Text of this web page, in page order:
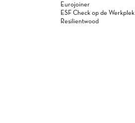
Eurojoiner
ESF Check op de Werkplek
Resilientwood